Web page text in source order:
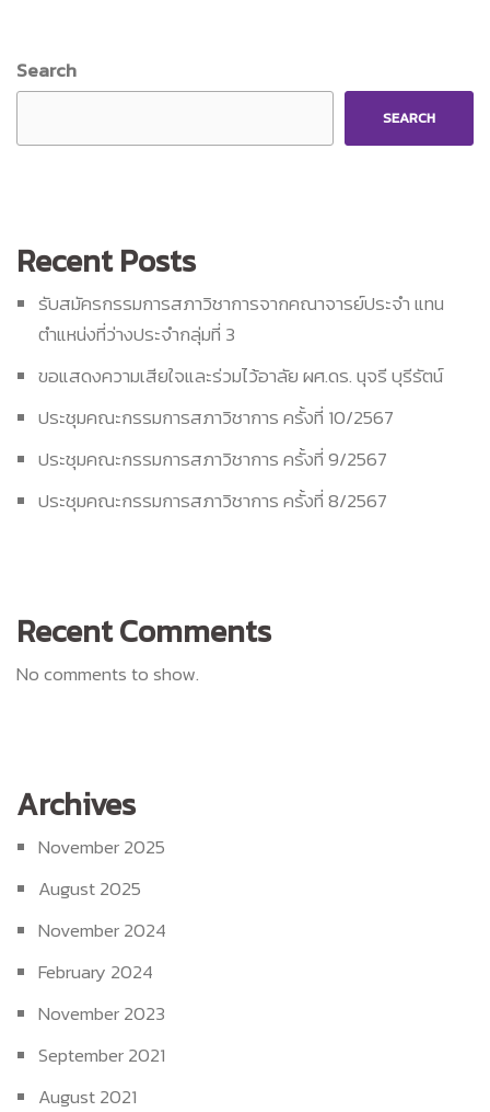
Search
SEARCH
Recent Posts
รับสมัครกรรมการสภาวิชาการจากคณาจารย์ประจำ แทน
ตำแหน่งที่ว่างประจำกลุ่มที่ 3
ขอแสดงความเสียใจและร่วมไว้อาลัย ผศ.ดร. นุจรี บุรีรัตน์
ประชุมคณะกรรมการสภาวิชาการ ครั้งที่ 10/2567
ประชุมคณะกรรมการสภาวิชาการ ครั้งที่ 9/2567
ประชุมคณะกรรมการสภาวิชาการ ครั้งที่ 8/2567
Recent Comments
No comments to show.
Archives
November 2025
August 2025
November 2024
February 2024
November 2023
September 2021
August 2021